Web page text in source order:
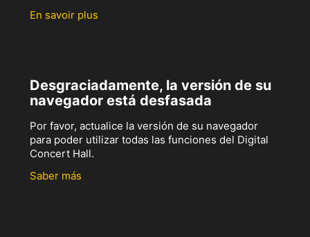
En savoir plus
Desgraciadamente, la versión de su
navegador está desfasada
Por favor, actualice la versión de su navegador
para poder utilizar todas las funciones del Digital
Concert Hall.
Saber más